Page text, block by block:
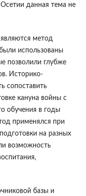
данная тема не
метод
использованы
позволили глубже
Историко-
сопоставить
кануна войны с
обучения в годы
применялся при
на разных
возможность
базы и